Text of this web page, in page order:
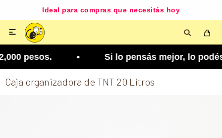
Ideal para compras que necesitás hoy

pesos. • Si lo pensás mejor, lo podés
Caja organizadora de TNT 20 Litros